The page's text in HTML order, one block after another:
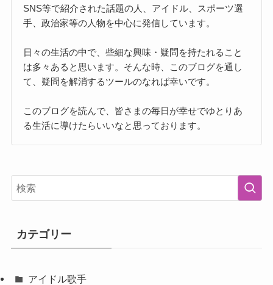
SNS等で紹介された話題の人、アイドル、スポーツ選
手、政治家等の人物を中心に発信しています。
日々の生活の中で、些細な興味・疑問を持たれること
は多々あると思います。そんな時、このブログを通し
て、疑問を解消するツールのなれば幸いです。
このブログを読んで、皆さまの毎日が幸せでゆとりあ
る生活に導けたらいいなと思っております。
カテゴリー
アイドル歌手